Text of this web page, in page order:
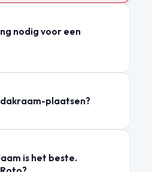
nodig voor een
plaatsen?
is het beste.